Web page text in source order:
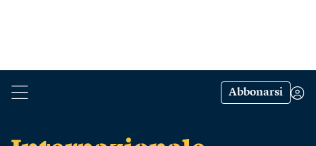
Abbonarsi